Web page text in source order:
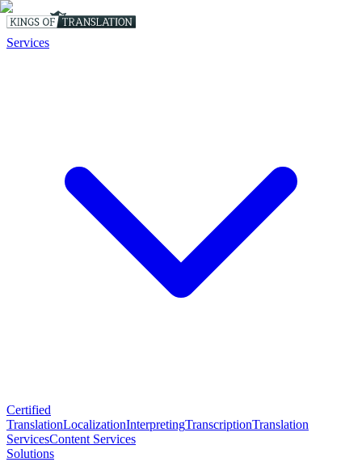
Services
Certified
TranslationLocalizationInterpretingTranscriptionTranslation
ServicesContent Services
Solutions